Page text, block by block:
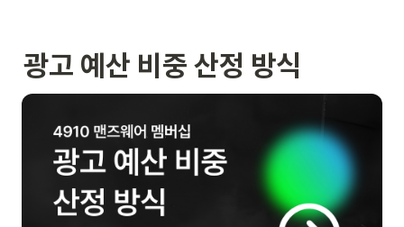
광고 예산 비중 산정 방식